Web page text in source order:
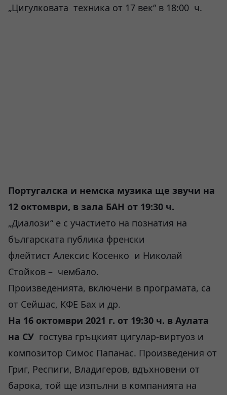
„Цигулковата техника от 17 век“ в 18:00 ч.
Португалска и немска музика ще звучи на
12 октомври, в зала БАН от 19:30 ч.
„Диалози“ е с участието на познатия на
българската публика френски
флейтист Алексис Косенко и Николай
Стойков – чембало.
Произведенията, включени в програмата, са
от Сейшас, КФЕ Бах и др.
На 16 октомври 2021 г. от 19:30 ч. в Аулата
на СУ гостува гръцкият цигулар-виртуоз и
композитор Симос Папанас. Произведения от
Григ, Респиги, Владигеров, вдъхновени от
барока, той ще изпълни в компанията на